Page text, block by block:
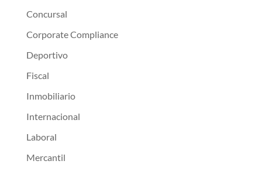
Concursal
Corporate Compliance
Deportivo
Fiscal
Inmobiliario
Internacional
Laboral
Mercantil